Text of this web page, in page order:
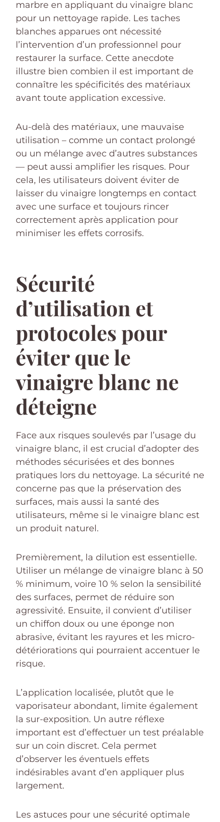
marbre en appliquant du vinaigre blanc
pour un nettoyage rapide. Les taches
blanches apparues ont nécessité
l’intervention d’un professionnel pour
restaurer la surface. Cette anecdote
illustre bien combien il est important de
connaître les spécificités des matériaux
avant toute application excessive.
Au-delà des matériaux, une mauvaise
utilisation – comme un contact prolongé
ou un mélange avec d’autres substances
— peut aussi amplifier les risques. Pour
cela, les utilisateurs doivent éviter de
laisser du vinaigre longtemps en contact
avec une surface et toujours rincer
correctement après application pour
minimiser les effets corrosifs.
Sécurité
d’utilisation et
protocoles pour
éviter que le
vinaigre blanc ne
déteigne
Face aux risques soulevés par l’usage du
vinaigre blanc, il est crucial d’adopter des
méthodes sécurisées et des bonnes
pratiques lors du nettoyage. La sécurité ne
concerne pas que la préservation des
surfaces, mais aussi la santé des
utilisateurs, même si le vinaigre blanc est
un produit naturel.
Premièrement, la dilution est essentielle.
Utiliser un mélange de vinaigre blanc à 50
% minimum, voire 10 % selon la sensibilité
des surfaces, permet de réduire son
agressivité. Ensuite, il convient d’utiliser
un chiffon doux ou une éponge non
abrasive, évitant les rayures et les micro-
détériorations qui pourraient accentuer le
risque.
L’application localisée, plutôt que le
vaporisateur abondant, limite également
la sur-exposition. Un autre réflexe
important est d’effectuer un test préalable
sur un coin discret. Cela permet
d’observer les éventuels effets
indésirables avant d’en appliquer plus
largement.
Les astuces pour une sécurité optimale